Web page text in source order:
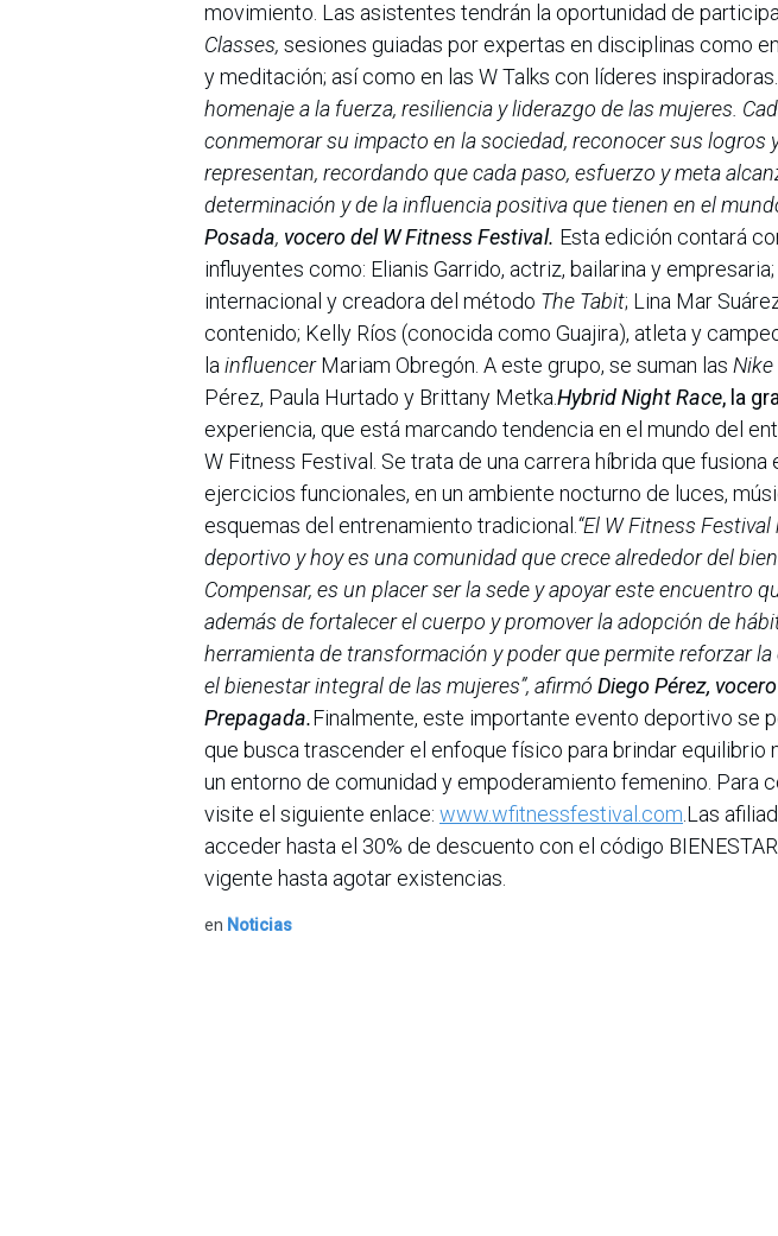
movimiento. Las asistentes tendrán la oportunidad de
Classes, sesiones guiadas por expertas en disciplinas como
y meditación; así como en las W Talks con líderes
homenaje a la fuerza, resiliencia y liderazgo de las mujeres.
conmemorar su impacto en la sociedad, reconocer sus logros
representan, recordando que cada paso, esfuerzo y meta
determinación y de la influencia positiva que tienen en el
Posada, vocero del W Fitness Festival. Esta edición contará
influyentes como: Elianis Garrido, actriz, bailarina y
internacional y creadora del método The Tabit; Lina Mar
contenido; Kelly Ríos (conocida como Guajira), atleta y
la influencerMariam Obregón. A este grupo, se suman las Nike
Pérez, Paula Hurtado y Brittany Metka.Hybrid Night Race, la
experiencia, que está marcando tendencia en el mundo del
W Fitness Festival. Se trata de una carrera híbrida que fusiona
ejercicios funcionales, en un ambiente nocturno de luces,
esquemas del entrenamiento tradicional. “El W Fitness
deportivo y hoy es una comunidad que crece alrededor del
Compensar, es un placer ser la sede y apoyar este encuentro
además de fortalecer el cuerpo y promover la adopción de
herramienta de transformación y poder que permite reforzar
el bienestar integral de las mujeres”, afirmó Diego Pérez,
Prepagada.Finalmente, este importante evento deportivo se
que busca trascender el enfoque físico para brindar equilibrio
un entorno de comunidad y empoderamiento femenino. Para
visite el siguiente enlace: www.wfitnessfestival.com .Las
acceder hasta el 30% de descuento con el código
vigente hasta agotar existencias.
en Noticias